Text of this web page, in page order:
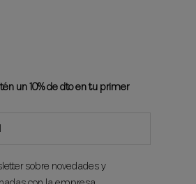
un 10% de dto en tu primer
sobre novedades y